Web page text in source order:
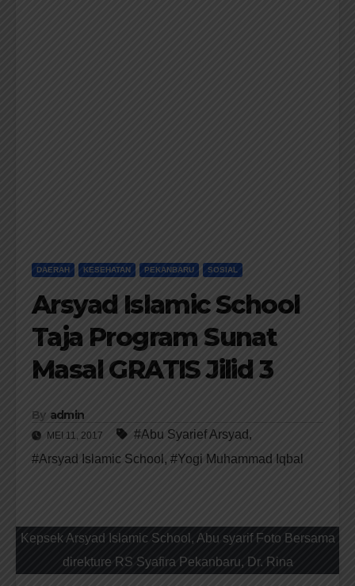
DAERAH KESEHATAN PEKANBARU SOSIAL
Arsyad Islamic School
Taja Program Sunat
Masal GRATIS Jilid 3
By admin
MEI 11, 2017 #Abu Syarief Arsyad,
#Arsyad Islamic School , #Yogi Muhammad Iqbal
Kepsek Arsyad Islamic School, Abu syarif Foto Bersama
direkture RS Syafira Pekanbaru, Dr. Rina